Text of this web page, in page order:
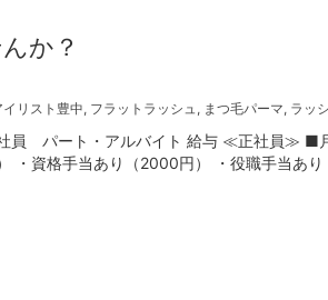
か？
イリスト豊中, フラットラッシュ, まつ毛パーマ, ラッ
員 パート・アルバイト 給与 ≪正社員≫ ■
・資格手当あり（2000円） ・役職手当あり